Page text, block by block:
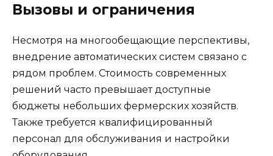
Вызовы и ограничения
Несмотря на многообещающие перспективы,
внедрение автоматических систем связано с
рядом проблем. Стоимость современных
решений часто превышает доступные
бюджеты небольших фермерских хозяйств.
Также требуется квалифицированный
персонал для обслуживания и настройки